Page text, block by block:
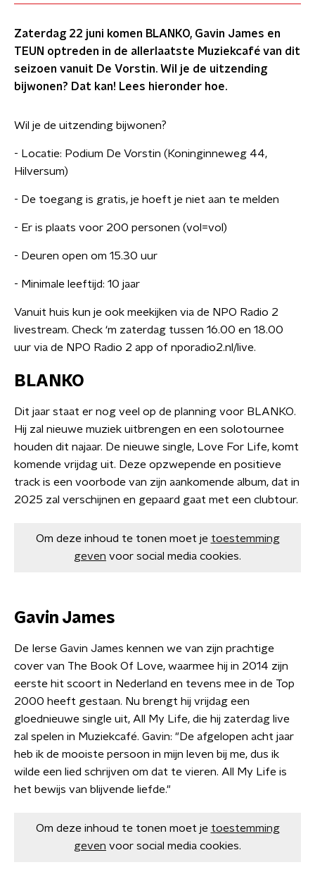
Zaterdag 22 juni komen BLANKO, Gavin James en
TEUN optreden in de allerlaatste Muziekcafé van dit
seizoen vanuit De Vorstin. Wil je de uitzending
bijwonen? Dat kan! Lees hieronder hoe.
Wil je de uitzending bijwonen?
- Locatie: Podium De Vorstin (Koninginneweg 44,
Hilversum)
- De toegang is gratis, je hoeft je niet aan te melden
- Er is plaats voor 200 personen (vol=vol)
- Deuren open om 15.30 uur
- Minimale leeftijd: 10 jaar
Vanuit huis kun je ook meekijken via de NPO Radio 2
livestream. Check ‘m zaterdag tussen 16.00 en 18.00
uur via de NPO Radio 2 app of nporadio2.nl/live.
BLANKO
Dit jaar staat er nog veel op de planning voor BLANKO.
Hij zal nieuwe muziek uitbrengen en een solotournee
houden dit najaar. De nieuwe single, Love For Life, komt
komende vrijdag uit. Deze opzwepende en positieve
track is een voorbode van zijn aankomende album, dat in
2025 zal verschijnen en gepaard gaat met een clubtour.
Om deze inhoud te tonen moet je toestemming
geven voor social media cookies.
Gavin James
De Ierse Gavin James kennen we van zijn prachtige
cover van The Book Of Love, waarmee hij in 2014 zijn
eerste hit scoort in Nederland en tevens mee in de Top
2000 heeft gestaan. Nu brengt hij vrijdag een
gloednieuwe single uit, All My Life, die hij zaterdag live
zal spelen in Muziekcafé. Gavin: "De afgelopen acht jaar
heb ik de mooiste persoon in mijn leven bij me, dus ik
wilde een lied schrijven om dat te vieren. All My Life is
het bewijs van blijvende liefde."
Om deze inhoud te tonen moet je toestemming
geven voor social media cookies.